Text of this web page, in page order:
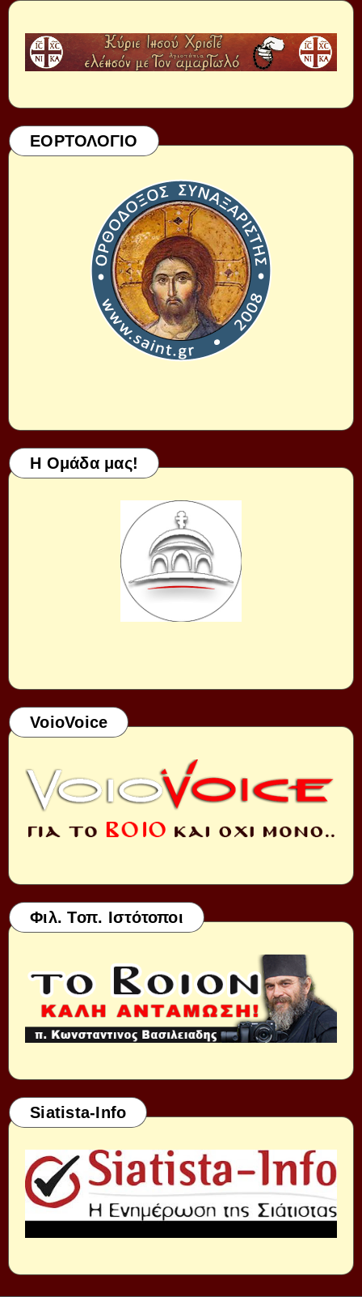
ΕΟΡΤΟΛΟΓΙΟ
Η Ομάδα μας!
VoioVoice
Φιλ. Τοπ. Ιστότοποι
Siatista-Info